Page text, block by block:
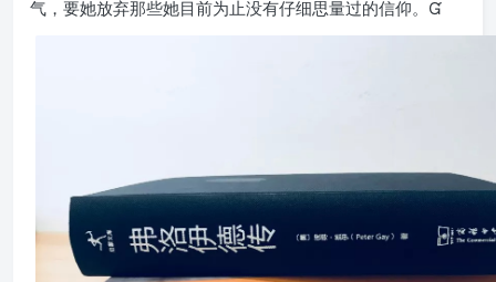
气，要她放弃那些她目前为止没有仔细思量过的信仰。